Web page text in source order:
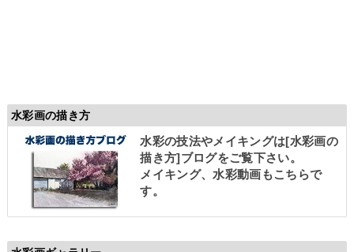
水彩画の描き方
水彩の技法やメイキングは[水彩画の
描き方]ブログをご覧下さい。
メイキング、水彩動画もこちらで
す。